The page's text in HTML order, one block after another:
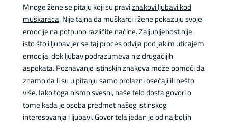
Mnoge žene se pitaju koji su praviznakovi ljubavi kod
muškaraca. Nije tajna da muškarci i žene pokazuju svoje
emocije na potpuno različite načine. Zaljubljenost nije
isto što i ljubav jer se taj proces odvija pod jakim uticajem
emocija, dok ljubav podrazumeva niz drugačijih
aspekata. Poznavanje istinskih znakova može pomoći da
znamo da li su u pitanju samo prolazni osećaji ili nešto
više. Iako toga nismo svesni, naše telo dosta govori o
tome kada je osoba predmet našeg istinskog
interesovanja i ljubavi. Govor tela jedan je od najboljih